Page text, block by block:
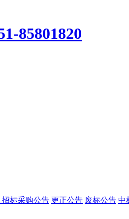
85801820
标采购公告 更正公告 废标公告 中